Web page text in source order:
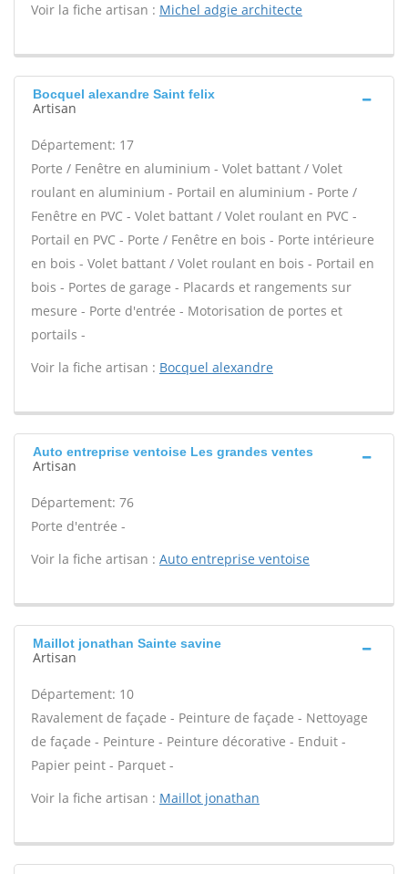
Voir la fiche artisan : Michel adgie architecte
Bocquel alexandre Saint felix
Artisan
Département: 17
Porte / Fenêtre en aluminium - Volet battant / Volet
roulant en aluminium - Portail en aluminium - Porte /
Fenêtre en PVC - Volet battant / Volet roulant en PVC -
Portail en PVC - Porte / Fenêtre en bois - Porte intérieure
en bois - Volet battant / Volet roulant en bois - Portail en
bois - Portes de garage - Placards et rangements sur
mesure - Porte d'entrée - Motorisation de portes et
portails -
Voir la fiche artisan : Bocquel alexandre
Auto entreprise ventoise Les grandes ventes
Artisan
Département: 76
Porte d'entrée -
Voir la fiche artisan : Auto entreprise ventoise
Maillot jonathan Sainte savine
Artisan
Département: 10
Ravalement de façade - Peinture de façade - Nettoyage
de façade - Peinture - Peinture décorative - Enduit -
Papier peint - Parquet -
Voir la fiche artisan : Maillot jonathan